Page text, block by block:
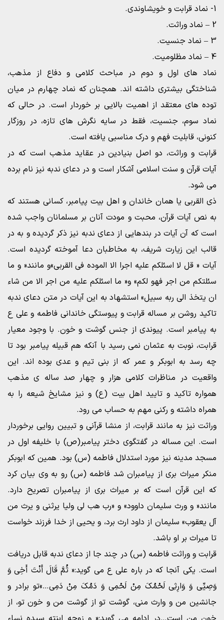
1- نماد قرابت و خویشاوندی.
2 – نماد وراثت.
3 – نماد جنسیت.
4 – نماد مظلومیت.
نماد های اول و دوم در مباحث کلامی و دفاع از مذهب،
شناختگی بیشتری داشته اند. همچنان که نماد چهارم در میان
توده های معتقد از اهمیت بالایی بر خوردار است. در حالی که
نماد سوم، جنسیت، فقط در سایه نگرش های تازه، در روزگار
کنونی، قابلیت فهم و درک مناسبی یافته است.
قرابت و وراثت، دو اصل بنیادین در عقاید مذهب است که در
آیات قرآن و سنت اسلامی آشکار است و در دعای ندبه نیز نام برده
می شود.
ذی القربی یا همان خاندان و اهل بیت پیامبر، کسانی هستند که
به نص آیات قرآن، محبت و مودت آنان بر مسلمانان واجب شده
است که آن آیات در بندهایی از دعای ندبه نیز ذکر گردیده و به در
قالب این زیارت شریف، به مخاطبان دعا آموخته گردیده است.
آیات « قل لا اسئلکم علیه اجرا الا الموده فی القربی»و مانند« و ما
سئلتکم من اجر فهو لکم» و« ما اسئلکم علیه من اجر الا من شاء
ان یتخذ الی ربه سبیل» استشهاد به این آیات در متن دعای ندبه
تاکید روشن بر مساله قرابت و پیوستگی خاندانی فاطمه و علی ع
به پیامبر است. پیوندی از جنس گوشت و خون. با وجود معیار
قرابت، نوبت به عثمان نمی رسید با آنکه هم قبیله پیامبر بود تا
چه رسد به ابوبکر و عمر که از بنی تیم و عدی بوده اند. این
واقعیت در مناظرات کلامی هزار و چهار صد ساله ی مذهب
همواره تاکید و تایید اهل بیت (ع) و نیز مشایخ شیعه را به
همراه داشته و رکنی مهم به حساب می رود.
وراثت نیز به مانند قرابت، از منشا قرآنی و تبیین روایی برخوردار
است. این مساله در گفتگوی دختر پیامبر(ص) با خلیفه اول در
مسجد مدینه نیز مورد استدلال فاطمه (س) بود. همین که ابوبکر
منکر میراث بری از پیامبران شد فاطمه (س) رو به وی بیان کرد
که این قرآن است که بر میراث بری از پیامبران تصریح دارد.
مانند« و ورث سلیمان داوود» و «رب هب لی ولیا یرثنی و یرث من
آل یعقوب» سلیمان از داود ارث برد، و یحیی از خدا فرزند خواست
تا میراث بر او باشد.
قرابت و وراثت فاطمه (س) در چند جا از دعای ندبه قابل دریافت
است. یکی آنجا که در باره علی ع می گوید:« ثُمَّ قَالَ أَنْتَ أَخِی وَ
وَصِیِّی وَ وَارِثِی لَحْمُکَ مِنْ لَحْمِی وَ دَمُکَ مِنْ دَمِی…»تو برادر و
جانشین من و وارث منی، گوشت تو از گوشت من و خون تو، از